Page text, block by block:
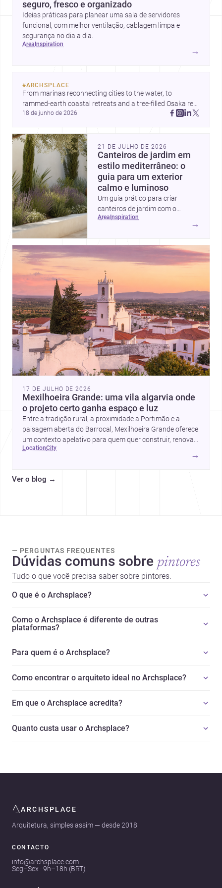
seguro, fresco e organizado
Ideias práticas para planear uma sala de servidores
funcional, com melhor ventilação, cablagem limpa e
segurança no dia a dia.
area inspiration
→
#ARCHSPLACE
From marinas reconnecting cities to the water, to
rammed-earth coastal retreats and a tree-filled Osaka rest
area, these projects show architecture shaping how we
18 de junho de 2026
21 DE JULHO DE 2026
Canteiros de jardim em
estilo mediterrâneo: o
guia para um exterior
calmo e luminoso
Um guia prático para criar
canteiros de jardim com o
charme mediterrâneo: secos,
area inspiration
→
17 DE JULHO DE 2026
Mexilhoeira Grande: uma vila algarvia onde
o projeto certo ganha espaço e luz
Entre a tradição rural, a proximidade a Portimão e a
paisagem aberta do Barrocal, Mexilhoeira Grande oferece
um contexto apelativo para quem quer construir, renovar
ou desenhar um projeto no Algarve.
location city
→
Ver o blog →
— PERGUNTAS FREQUENTES
Dúvidas comuns sobre pintores
Tudo o que você precisa saber sobre pintores.
O que é o Archsplace?
Como o Archsplace é diferente de outras
plataformas?
Para quem é o Archsplace?
Como encontrar o arquiteto ideal no Archsplace?
Em que o Archsplace acredita?
Quanto custa usar o Archsplace?
ARCHSPLACE
Arquitetura, simples assim — desde 2018
CONTACTO
info@archsplace.com
Seg–Sex · 9h–18h (BRT)